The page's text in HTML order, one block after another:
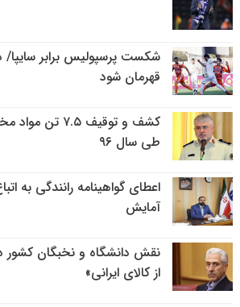
شکست پرسپولیس برابر سایپا/
قهرمان شود
کشف و توقیف ۷.۵
طی سال ۹۶
اعطای گواهینامه رانندگی به
آمایش
نقش دانشگاه و نخبگان کشور
از کالای ایرانی»